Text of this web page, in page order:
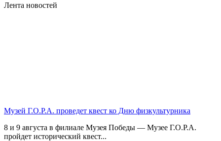
Лента новостей
Музей Г.О.Р.А. проведет квест ко Дню физкультурника
8 и 9 августа в филиале Музея Победы — Музее Г.О.Р.А.
пройдет исторический квест...